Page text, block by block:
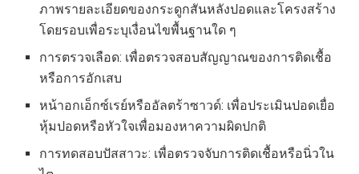
ภาพรายละเอียดของกระดูกสันหลังปอดและโครงสร้าง
โดยรอบเพื่อระบุเงื่อนไขพื้นฐานใด ๆ
การตรวจเลือด: เพื่อตรวจสอบสัญญาณของการติดเชื้อ
หรือการอักเสบ
หน้าอกเอ็กซ์เรย์หรืออัลตร้าซาวด์: เพื่อประเมินปอดเยื่อ
หุ้มปอดหรือหัวใจเพื่อมองหาความผิดปกติ
การทดสอบปัสสาวะ: เพื่อตรวจจับการติดเชื้อหรือนิ่วใน